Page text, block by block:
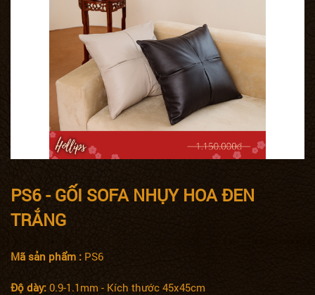
PS6 - GỐI SOFA NHỤY HOA ĐEN
TRẮNG
Mã sản phẩm : PS6
Độ dày: 0.9-1.1mm - Kích thước 45x45cm